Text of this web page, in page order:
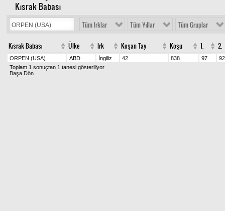
Kısrak Babası
Tüm Irklar Tüm Yıllar Tüm Gruplar
Kısrak Babası Ülke Irk Koşan Tay Koşu 1. 2.
ORPEN (USA) ABD İngiliz 42 838 97
92
Toplam 1 sonuçtan 1 tanesi gösteriliyor
Başa Dön